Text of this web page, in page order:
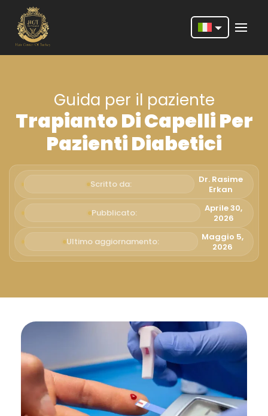
Français
Deutsch
Português
Español
Türkçe
Italiano
Română
Svenska
Guida per il paziente
Trapianto Di Capelli Per
Pazienti Diabetici
Scritto da:
Dr. Rasime
Erkan
Pubblicato:
Aprile 30,
2026
Ultimo aggiornamento:
Maggio 5,
2026